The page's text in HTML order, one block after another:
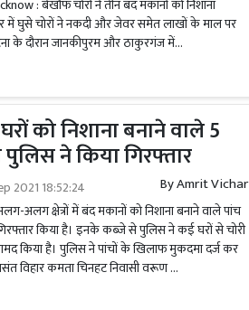
: बेखौफ चोरों ने तीन बंद मकानों को निशाना
में घुसे चोरों ने नकदी और जेवर समेत लाखों के माल पर
के दौरान जानकीपुरम और ठाकुरगंज में...
को निशाना बनाने वाले 5
ने किया गिरफ्तार
2021 18:52:24 ByAmrit Vichar
अलग क्षेत्रों में बंद मकानों को निशाना बनाने वाले पांच
किया है। इनके कब्जे से पुलिस ने कई घरों से चोरी
किया है। पुलिस ने पांचों के खिलाफ मुकदमा दर्ज कर
विहार कमता चिनहट निवासी वरूण …